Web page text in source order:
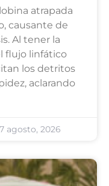
atrapada
causante de
Al tener la
flujo linfático
los detritos
aclarando
7 agosto, 2026